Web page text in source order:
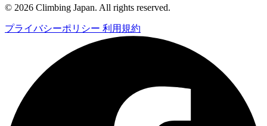
© 2026 Climbing Japan. All rights reserved.
プライバシーポリシー 利用規約